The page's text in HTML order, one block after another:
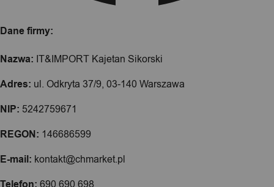
Dane firmy:
Nazwa: IT&IMPORT Kajetan Sikorski
Adres: ul. Odkryta 37/9, 03-140 Warszawa
NIP: 5242759671
REGON: 146686599
E-mail: kontakt@chmarket.pl